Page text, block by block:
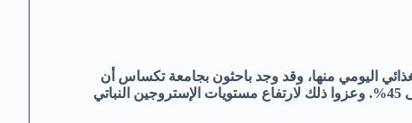
اليومي منها، وقد وجد باحثون بجامعة تكساس أن
الغذاء الغني بالبقول يخفض خطر الإصابة بسرطان الرئة بحوالي 20% إلى 45%. وعزوا ذلك لارتفاع مستويات الإستروجين النباتي